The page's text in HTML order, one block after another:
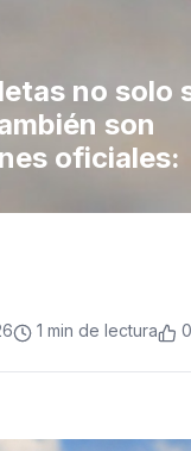
no solo
son
oficiales:
1 min de lectura